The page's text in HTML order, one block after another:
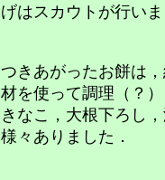
げはスカウトが行いま
つきあがったお餅は
材を使って調理（？
きなこ，大根下ろし
様々ありました．